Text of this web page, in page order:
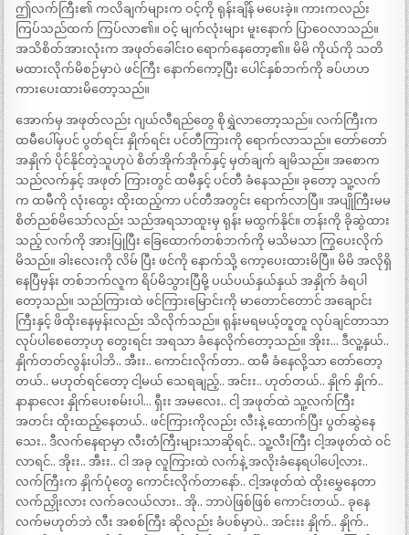
ဤလက်ကြီး၏ ကလိချက်များက ဝင့်ကို ရုန်းချိန် မပေးခဲ့။ ကားကလည်း
ကြပ်သည်ထက် ကြပ်လာ၏။ ဝင့် မျက်လုံးများ မူးနောက် ပြာဝေလာသည်။
အသိစိတ်အားလုံးက အဖုတ်ခေါင်း၀ ရောက်နေတော့၏။ မိမိ ကိုယ်ကို သတိ
မထားလိုက်မိစဉ်မှာပဲ ဖင်ကြီး နောက်ကော့ပြီး ပေါင်နှစ်ဘက်ကို ခပ်ဟဟ
ကားပေးထားမိတော့သည်။
အောက်မှ အဖုတ်လည်း ဂျယ်လီရည်တွေ စိုရွှဲလာတော့သည်။ လက်ကြီးက
ထမီပေါ်မှပင် ပွတ်ရင်း နှိုက်ရင်း ပင်တီကြားကို ရောက်လာသည်။ တော်တော်
အနှိုက် ပိုင်နိုင်တဲ့သူဟုပဲ စိတ်အိုက်အိုက်နှင့် မှတ်ချက် ချမိသည်။ အစောက
သည်လက်နှင့် အဖုတ် ကြားတွင် ထမီနှင့် ပင်တီ ခံနေသည်။ ခုတော့ သူ့လက်
က ထမီကို လုံးထွေး ထိုးထည့်ကာ ပင်တီအတွင်း ရောက်လာပြီ။ အပျိုကြီးမမ
စိတ်ညစ်မိသော်လည်း သည်အရသာထူးမှ ရုန်း မထွက်နိုင်။ တန်းကို ခိုဆွဲထား
သည့် လက်ကို အားပြုပြီး ခြေထောက်တစ်ဘက်ကို မသိမသာ ကြွပေးလိုက်
မိသည်။ ခါးလေးကို လိမ် ပြီး ဖင်ကို နောက်သို့ ကော့ပေးထားမိပြီ။ မိမိ အလိုရှိ
နေပြီမှန်း တစ်ဘက်လူက ရိပ်မိသွားပြီမို့ ပယ်ပယ်နှယ်နှယ် အနှိုက် ခံရပါ
တော့သည်။ သည်ကြားထဲ ဖင်ကြားမြောင်းကို မာတောင်တောင် အချောင်း
ကြီးနှင့် ဖိထိုးနေမှန်းလည်း သိလိုက်သည်။ ရုန်းမရမယ့်တူတူ လုပ်ချင်တာသာ
လုပ်ပါစေတော့ဟု တွေးရင်း အရသာ ခံနေလိုက်တော့သည်။ အိုးး… ဒီလူ့နှယ်..
နှိုက်တတ်လွန်းပါဘိ.. အီးး.. ကောင်းလိုက်တာ.. ထမီ ခံနေလို့သာ တော်တော့
တယ်.. မဟုတ်ရင်တော့ ငါ့မယ် သေရချည့်.. အင်းး.. ဟုတ်တယ်.. နှိုက် နှိုက်..
နာနာလေး နှိုက်ပေးစမ်းပါ… ရှီးး အမလေး.. ငါ့ အဖုတ်ထဲ သူ့လက်ကြီး
အတင်း ထိုးထည့်နေတယ်.. ဖင်ကြားကိုလည်း လီးနဲ့ ထောက်ပြီး ပွတ်ဆွဲနေ
သေး.. ဒီလက်နေရာမှာ လီးတံကြီးများသာဆိုရင်.. သူ့လီးကြီး ငါ့အဖုတ်ထဲ ဝင်
လာရင်.. အိုးး.. အီးး.. ငါ အခု လူကြားထဲ လက်နဲ့ အလိုးခံနေရပါပေါ့လား..
လက်ကြီးက နှိုက်ပုံတွေ ကောင်းလိုက်တာနော်.. ငါ့အဖုတ်ထဲ ထိုးမွှေနေတာ
လက်ညှိုးလား လက်ခလယ်လား.. အို.. ဘာပဲဖြစ်ဖြစ် ကောင်းတယ်.. ခုနေ
လက်မဟုတ်ဘဲ လီး အစစ်ကြီး ဆိုလည်း ခံပစ်မှာပဲ.. အင်းးး နှိုက်.. နှိုက်..